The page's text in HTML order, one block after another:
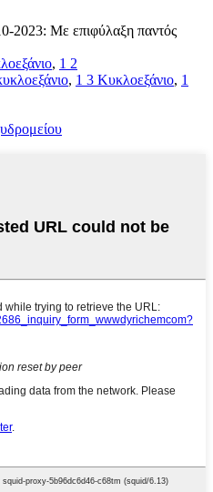
2023: Με επιφύλαξη παντός
, 1 2
, 1 3 Κυκλοεξάνιο, 1